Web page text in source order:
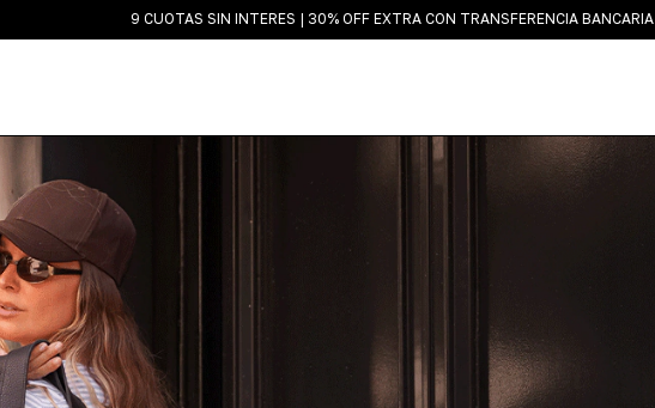
9 CUOTAS SIN INTERES | 30% OFF EXTRA CON TRANSFERENCIA BANCARIA